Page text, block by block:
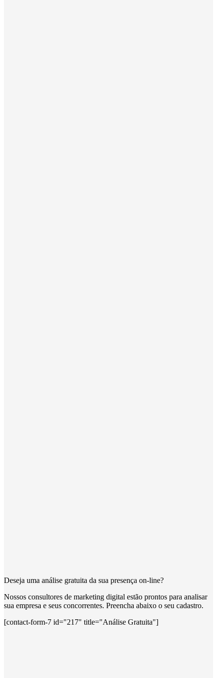
Deseja uma análise gratuita da sua presença on-line?
Nossos consultores de marketing digital estão prontos para analisar
sua empresa e seus concorrentes. Preencha abaixo o seu cadastro.
[contact-form-7 id="217" title="Análise Gratuita"]